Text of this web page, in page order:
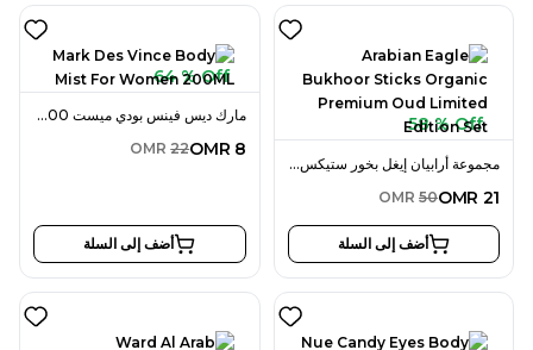
58 % Off
مجموعة أرابيان إيغل بخور ستيكس أورغانيك بريميوم عود ليمتد إيديشن
OMR 21
OMR 50
أضف إلى السلة
64 % Off
مارك ديس فينس بودي ميست 200 مل للنساء
OMR 8
OMR 22
أضف إلى السلة